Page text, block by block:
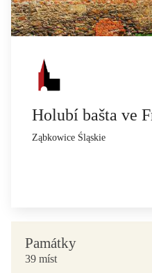
Holubí bašta ve
Ząbkowice Śląskie
Památky
39 míst